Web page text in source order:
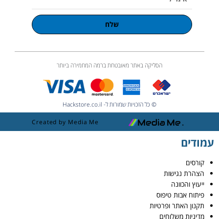
שלח
הסליקה באתר מאובטחת ברמה המחמירה ביותר
© כל הזכויות שמורות ל- Hackstore.co.il
Created by Media Me
עמודים
קורסים
הצהרת נגישות
ייעוץ והכוונה
פיתוח אבות טיפוס
תקנון האתר ופרטיות
מדיניות משלוחים